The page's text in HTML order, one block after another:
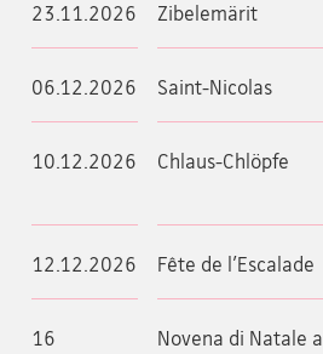
23.11.2026 Zibelemärit
06.12.2026 Saint-Nicolas
10.12.2026 Chlaus-Chlöpfe
12.12.2026 Fête de l’Escalade
16
Novena di Natale a